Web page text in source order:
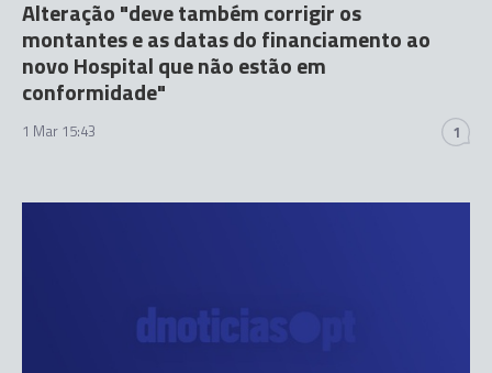
Alteração "deve também corrigir os
montantes e as datas do financiamento ao
novo Hospital que não estão em
conformidade"
1 Mar 15:43 1